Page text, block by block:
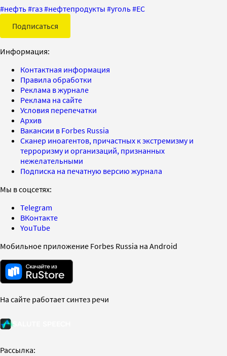
#нефть#газ#нефтепродукты #уголь#ЕС
Подписаться
Информация:
Контактная информация
Правила обработки
Реклама в журнале
Реклама на сайте
Условия перепечатки
Архив
Вакансии в Forbes Russia
Сканер иноагентов, причастных к экстремизму и
терроризму и организаций, признанных
нежелательными
Подписка на печатную версию журнала
Мы в соцсетях:
Telegram
ВКонтакте
YouTube
Мобильное приложение Forbes Russia на Android
На сайте работает синтез речи
Рассылка: